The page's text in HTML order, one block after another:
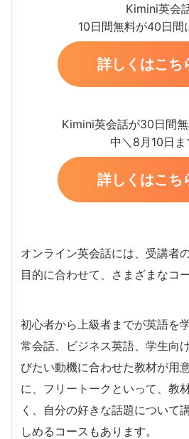
Kimini英会
10日間無料が40日間
詳しくはこち
Kimini英会話が30日間
中＼8月10日ま
詳しくはこち
オンライン英会話には、受講者
目的に合わせて、さまざまなコ
初心者から上級者までが英語を
常会話、ビジネス英語、学生向
びたい動機に合わせた教材が用
に、フリートークといって、教
く、自分の好きな話題について
しめるコースもあります。